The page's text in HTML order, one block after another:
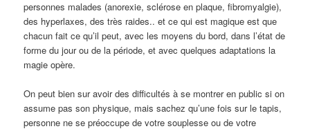
personnes malades (anorexie, sclérose en plaque, fibromyalgie),
des hyperlaxes, des très raides.. et ce qui est magique est que
chacun fait ce qu’il peut, avec les moyens du bord, dans l’état de
forme du jour ou de la période, et avec quelques adaptations la
magie opère.
On peut bien sur avoir des difficultés à se montrer en public si on
assume pas son physique, mais sachez qu’une fois sur le tapis,
personne ne se préoccupe de votre souplesse ou de votre